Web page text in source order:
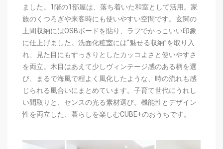
ました。1階の1部屋は、落ち着いた和室として活用。家
族のくつろぎや来客時にも使いやすい空間です。玄関の
土間収納にはOSBボードを貼り、ラフでかっこいい印象
に仕上げました。洗面化粧室には“魅せる収納”を取り入
れ、見た目にもすっきりとしたカッコよさと使いやすさ
を両立。木目はあえて少しヴィンテージ感のある柄を選
び、まるで海風で程よく風化したような、時の流れも感
じられる風合いにまとめています。子育て世代にうれし
い間取りと、センスの光る素材選び。機能性とデザイン
性を両立した、暮らしを楽しむCUBE+のおうちです。